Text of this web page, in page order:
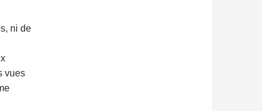
ni de
vues